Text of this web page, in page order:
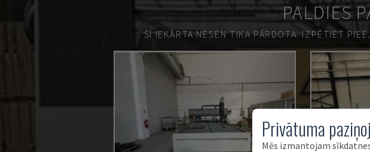
PALDIES
ŠĪ IEKĀRTA NESEN TIKA PĀRDOTA. IZPĒTIET
Privātuma
Mēs izmantojam